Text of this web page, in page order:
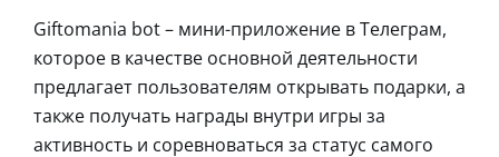
Giftomania bot – мини-приложение в Телеграм,
которое в качестве основной деятельности
предлагает пользователям открывать подарки, а
также получать награды внутри игры за
активность и соревноваться за статус самого